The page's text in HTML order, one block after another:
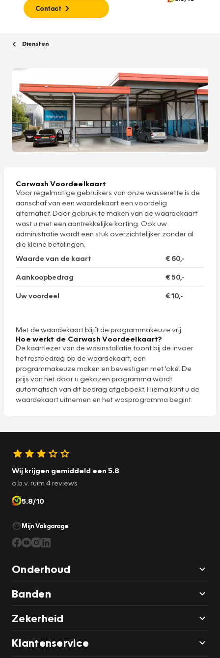
Contact
Diensten
Carwash Voordeelkaart
Voor regelmatige gebruikers van onze wasserette is de
aanschaf van een waardekaart een voordelig
alternatief. Door gebruik te maken van de waardekaart
wast u met een aantrekkelijke korting. Ook uw
administratie wordt een stuk overzichtelijker zonder al
die kleine betalingen.
Waarde van de kaart
€ 60,-
Aankoopbedrag € 50,-
Uw voordeel € 10,-
Met de waardekaart blijft de programmakeuze vrij.
Hoe werkt de Carwash Voordeelkaart?
De kaartlezer van de wasinstallatie toont bij de invoer
het restbedrag op de waardekaart, een
programmakeuze maken en bevestigen met 'oké'. De
prijs van het door u gekozen programma wordt
automatisch van dit bedrag afgeboekt. Hierna kunt u de
waardekaart uitnemen en het wasprogramma begint.
Wij krijgen gemiddeld een 5.8
o.b.v. ruim 4 reviews
5.8/10
Mijn Vakgarage
Onderhoud
Banden
Zekerheid
Klantenservice